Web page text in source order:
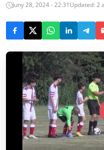
Juny 28, 2024 - 22:31Updated: 2